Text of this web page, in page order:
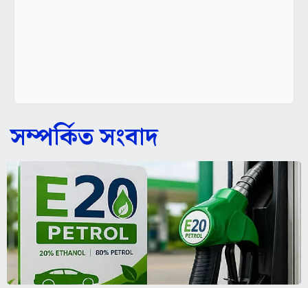
সম্পর্কিত সংবাদ